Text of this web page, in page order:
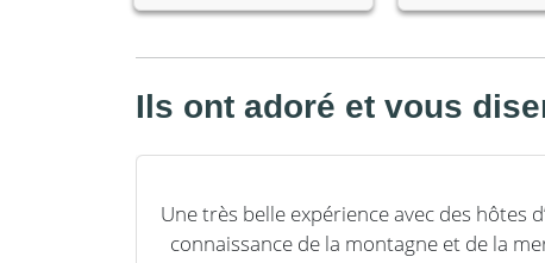
Ils ont adoré et vous
Une très belle expérience avec des hôtes
connaissance de la montagne et de la